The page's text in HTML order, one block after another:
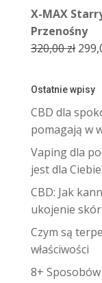
X-MAX
Przenośny
320,00zł
Ostatnie wpisy
CBD dla
pomagają w
Vaping dla
jest dla
CBD: Jak
ukojenie
Czym są
właściwości
8+